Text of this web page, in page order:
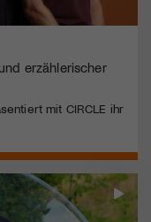
erzählerischer
mit CIRCLE ihr